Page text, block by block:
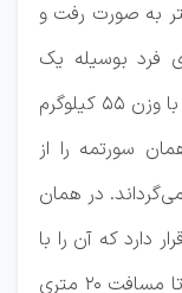
خاک قرار دارد را به مسافت 20 متر به صورت رفت و
فرد بوسیله یک
طناب با قطر 8 میلی متر سورتمه تمرینی با وزن 55 کیلوگرم
همان سورتمه را از
در همان
وزن 65 کیلوگرم قرار دارد که آن را با
دستگیره های تعبیه شده به سمت جلو تا مسافت 20 متری